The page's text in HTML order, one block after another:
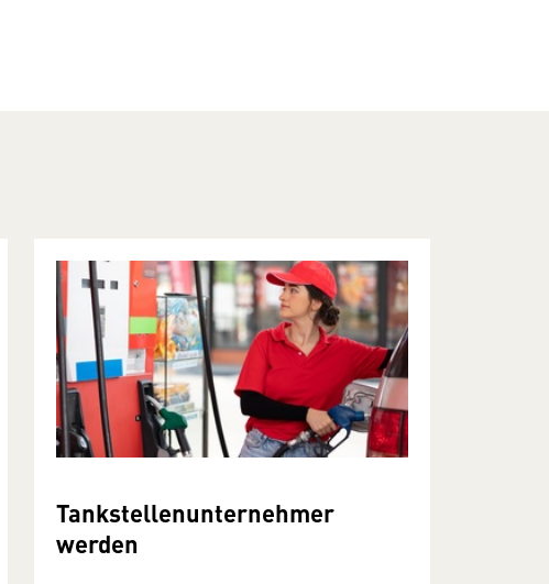
Tankstellenunternehmer
werden